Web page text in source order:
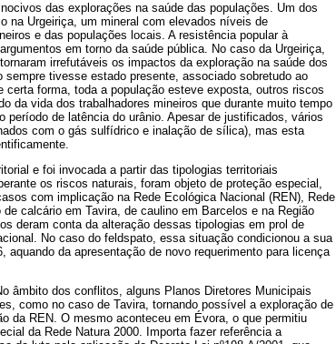
das explorações na saúde das populações. Um dos
na Urgeiriça, um mineral com elevados níveis de
e das populações locais. A resistência popular à
em torno da saúde pública. No caso da Urgeiriça,
irrefutáveis os impactos da exploração na saúde dos
tivesse estado presente, associado sobretudo ao
forma, toda a população esteve exposta, outros riscos
da vida dos trabalhadores mineiros que durante muito tempo
período de latência do urânio. Apesar de justificados, vários
com o gás sulfídrico e inalação de sílica), mas esta
e foi invocada a partir das tipologias territoriais
os riscos naturais, foram objeto de proteção especial,
com implicação na Rede Ecológica Nacional (REN), Rede
calcário em Tavira, de caulino em Barcelos e na Região
deram conta da alteração dessas tipologias em prol de
No caso do feldspato, essa situação condicionou a sua
da apresentação de novo requerimento para licença
âmbito dos conflitos, alguns Planos Diretores Municipais
como no caso de Tavira, tornando possível a exploração de
da REN. O mesmo aconteceu em Évora, o que permitiu
da Rede Natura 2000. Importa fazer referência a